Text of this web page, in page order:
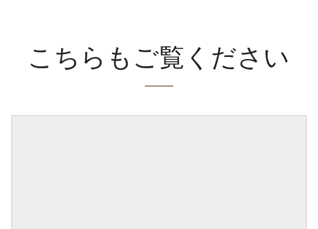
こちらもご覧ください